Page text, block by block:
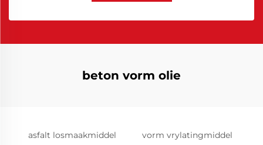
beton vorm olie
asfalt losmaakmiddel vorm vrylatingmiddel